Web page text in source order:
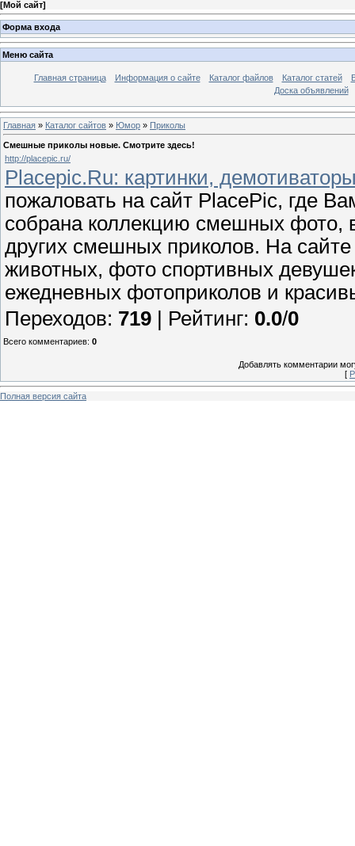
[Мой сайт]
Форма входа
Меню сайта
Главная страница Информация о сайте Каталог файлов Каталог статей
Доска объявлений
Главная » Каталог сайтов » Юмор » Приколы
Смешные приколы новые. Смотрите здесь!
http://placepic.ru/
Placepic.Ru: картинки,
пожаловать на сайт PlacePic, где
собрана коллекцию смешных фото,
других смешных приколов. На
животных, фото спортивных
ежедневных фотоприколов и
Переходов: 719 | Рейтинг: 0.0/0
Всего комментариев: 0
Добавлять комментарии
[
Полная версия сайта